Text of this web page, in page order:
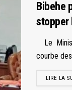
Bibehe
stopper
Le
courbe
LIRE LA